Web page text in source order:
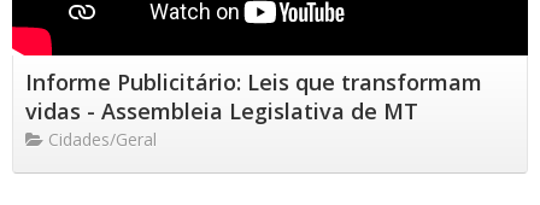
Informe Publicitário: Leis que transformam
vidas - Assembleia Legislativa de MT
Cidades/Geral